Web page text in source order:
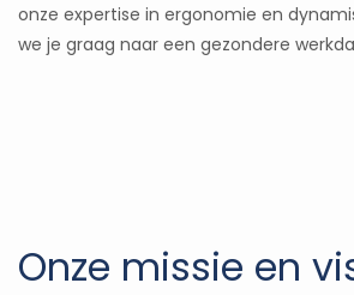
onze expertise in ergonomie en
we je graag naar een gezondere
Onze missie en